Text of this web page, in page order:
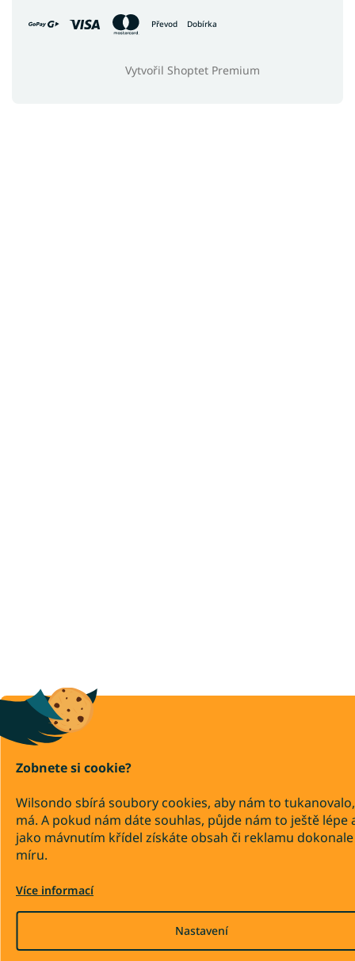
Zobnete si cookie?
Wilsondo sbírá soubory cookies, aby nám to
má. A pokud nám dáte souhlas, půjde nám to ještě lépe
jako mávnutím křídel získáte obsah či reklamu
míru.
Více informací
Nastavení
Převod Dobírka
Vytvořil Shoptet Premium